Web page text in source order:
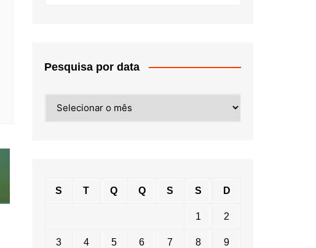
Pesquisa por data
por
S T Q Q S S D
1 2
3 4 5 6 7 8 9